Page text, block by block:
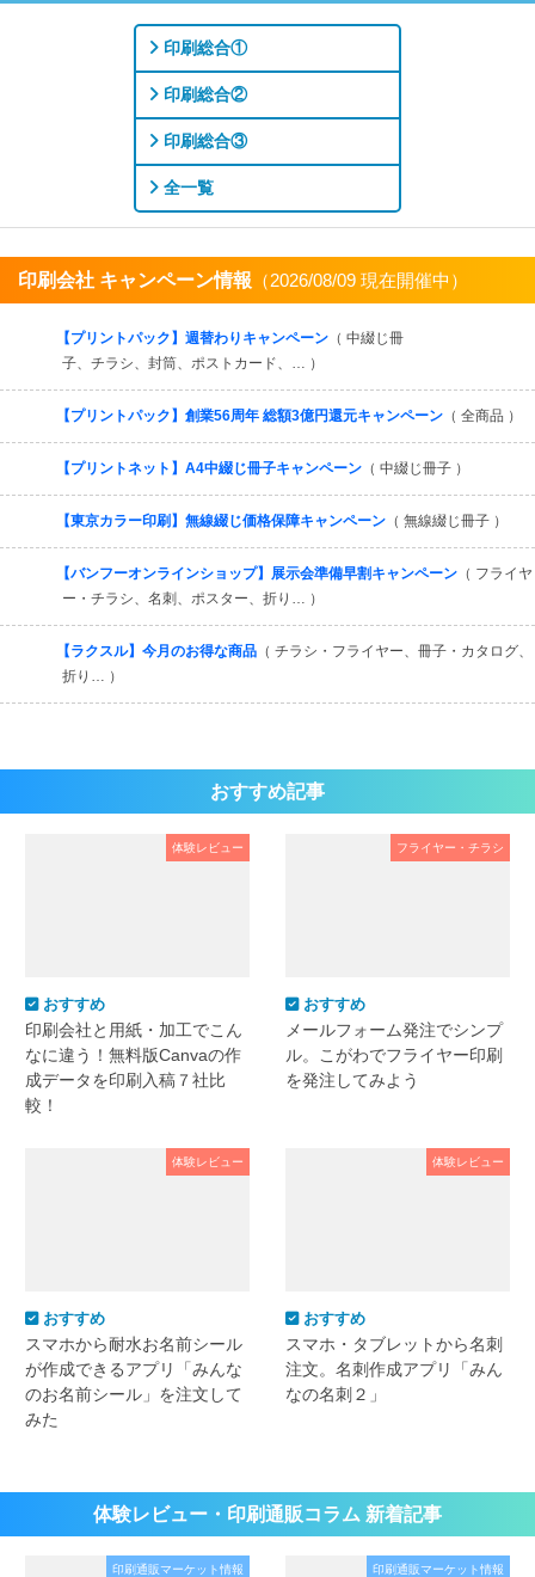
印刷総合①
印刷総合②
印刷総合③
全一覧
印刷会社 キャンペーン情報 （2026/08/09 現在開催中）
【プリントパック】週替わりキャンペーン （ 中綴じ冊
子、チラシ、封筒、ポストカード、… ）
【プリントパック】創業56周年 総額3億円還元キャンペーン （ 全商品 ）
【プリントネット】A4中綴じ冊子キャンペーン （ 中綴じ冊子 ）
【東京カラー印刷】無線綴じ価格保障キャンペーン （ 無線綴じ冊子 ）
【バンフーオンラインショップ】展示会準備早割キャンペーン （ フライヤ
ー・チラシ、名刺、ポスター、折り… ）
【ラクスル】今月のお得な商品 （ チラシ・フライヤー、冊子・カタログ、
折り… ）
おすすめ記事
体験レビュー
おすすめ
印刷会社と用紙・加工でこん
なに違う！無料版Canvaの作
成データを印刷入稿７社比
較！
フライヤー・チラシ
おすすめ
メールフォーム発注でシンプ
ル。こがわでフライヤー印刷
を発注してみよう
体験レビュー
おすすめ
スマホから耐水お名前シール
が作成できるアプリ「みんな
のお名前シール」を注文して
みた
体験レビュー
おすすめ
スマホ・タブレットから名刺
注文。名刺作成アプリ「みん
なの名刺２」
体験レビュー・印刷通販コラム 新着記事
印刷通販マーケット情報 印刷通販マーケット情報